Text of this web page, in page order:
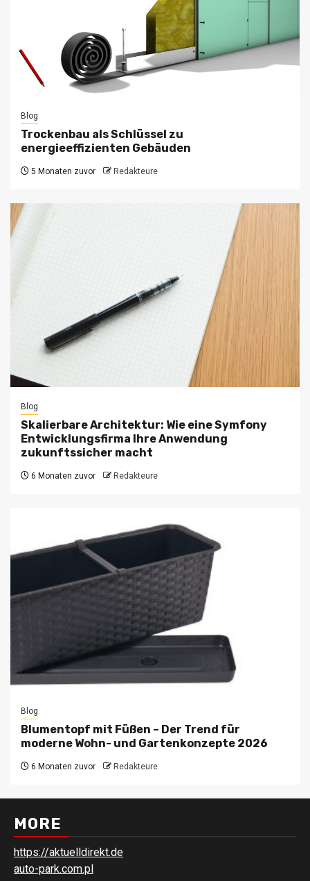
Blog
Trockenbau als Schlüssel zu
energieeffizienten Gebäuden
5 Monaten zuvor Redakteure
Blog
Skalierbare Architektur: Wie eine Symfony
Entwicklungsfirma Ihre Anwendung
zukunftssicher macht
6 Monaten zuvor Redakteure
Blog
Blumentopf mit Füßen – Der Trend für
moderne Wohn- und Gartenkonzepte 2026
6 Monaten zuvor Redakteure
MORE
https://aktuelldirekt.de
auto-park.com.pl